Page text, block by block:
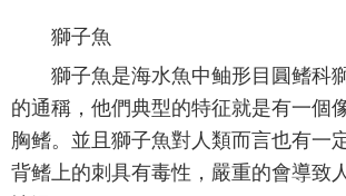
獅子魚
獅子魚是海水魚中鲉形目圓鳍科
的通稱，他們典型的特征就是有一個
胸鳍。並且獅子魚對人類而言也有一
背鳍上的刺具有毒性，嚴重的會導致